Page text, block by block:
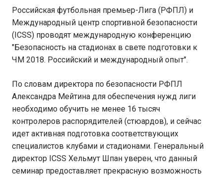
Российская футбольная премьер-Лига (РФПЛ) и
Международный центр спортивной безопаcности
(ICSS) проводят международную конференцию
"Безопасность на стадионах в свете подготовки к
ЧМ 2018. Российский и международный опыт".
По словам директора по безопасности РФПЛ
Александра Мейтина для обеспечения нужд лиги
необходимо обучить не менее 16 тысяч
контролеров распорядителей (стюардов), и сейчас
идет активная подготовка соответствующих
специалистов клубами и стадионами. Генеральный
директор ICSS Хельмут Шпан уверен, что данный
семинар предоставляет прекрасную возможность